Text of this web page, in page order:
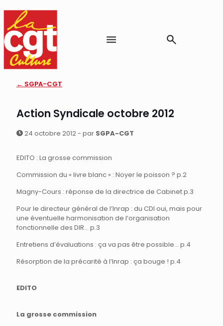
← SGPA-CGT
Action Syndicale octobre 2012
24 octobre 2012 - par SGPA-CGT
EDITO : La grosse commission
Commission du « livre blanc » : Noyer le poisson ? p.2
Magny-Cours : réponse de la directrice de Cabinet p.3
Pour le directeur général de l’Inrap : du CDI oui, mais pour
une éventuelle harmonisation de l’organisation
fonctionnelle des DIR… p.3
Entretiens d’évaluations : ça va pas être possible… p.4
Résorption de la précarité à l’Inrap : ça bouge ! p.4
EDITO
La grosse commission